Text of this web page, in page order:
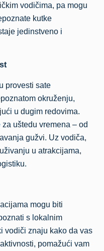
vodičima, pa mogu
kutke
jedinstveno i
provesti sate
okruženju,
u dugim redovima.
uštedu vremena – od
gužvi. Uz vodiča,
u atrakcijama,
mogu biti
s lokalnim
vodiči znaju kako da vas
pomažući vam